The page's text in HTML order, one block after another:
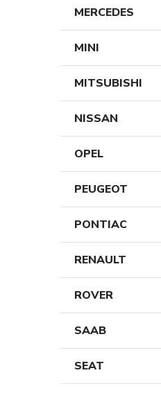
MERCEDES
MINI
MITSUBISHI
NISSAN
OPEL
PEUGEOT
PONTIAC
RENAULT
ROVER
SAAB
SEAT